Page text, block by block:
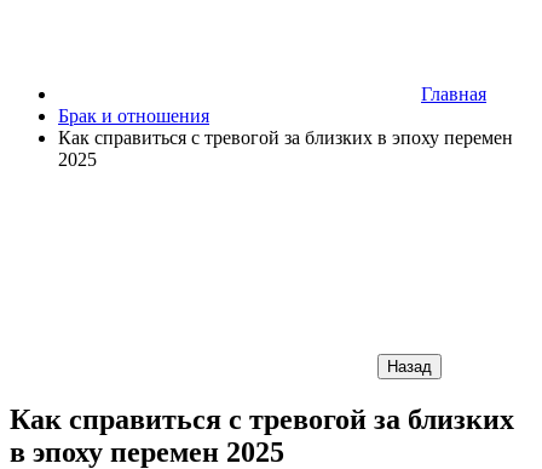
Главная
Брак и отношения
Как справиться с тревогой за близких в эпоху перемен
2025
Назад
Как справиться с тревогой за близких
в эпоху перемен 2025